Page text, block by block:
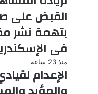
القبض على
بتهمة نشر
فى
منذ 23 ساعة
الإعدام